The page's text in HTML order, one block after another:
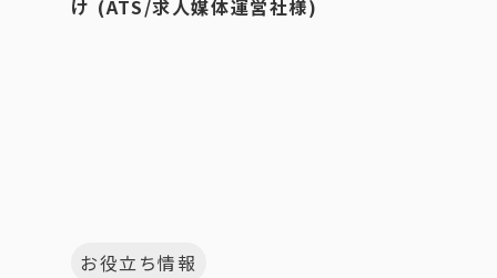
け (ATS/求人媒体運営社様)
お役立ち情報